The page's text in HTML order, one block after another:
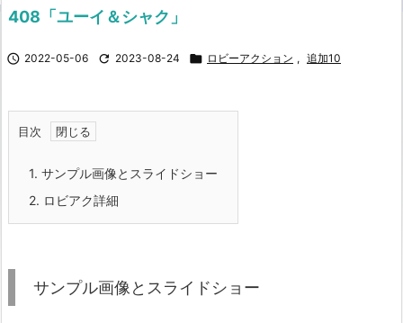
408「ユーイ＆シャク」
 2022-05-06  2023-08-24  ロビーアクション , 追加10
目次
1. サンプル画像とスライドショー
2. ロビアク詳細
サンプル画像とスライドショー